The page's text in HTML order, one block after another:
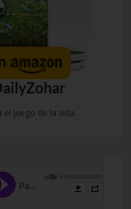
el juego de la vida.